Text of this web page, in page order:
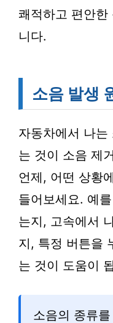
쾌적하고 편안
니다.
소음 발생
자동차에서 나
는 것이 소음 제
언제, 어떤 상황
들어보세요. 예
는지, 고속에서
지, 특정 버튼을
는 것이 도움이
소음의 종류